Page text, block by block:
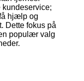
kundeservice;
hjælp og
Dette fokus på
populær valg